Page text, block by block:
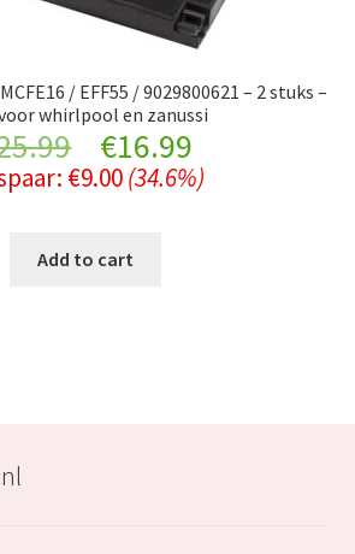
/ EFF55 / 9029800621 – 2 stuks –
whirlpool en zanussi
Original
price
was:
€16.99Current
price
€9.00 (34.6%)
Add to cart